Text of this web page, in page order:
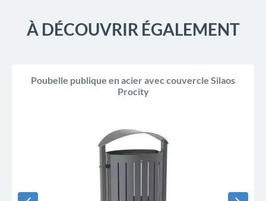
À DÉCOUVRIR ÉGALEMENT
Poubelle publique en acier avec couvercle Silaos
Procity